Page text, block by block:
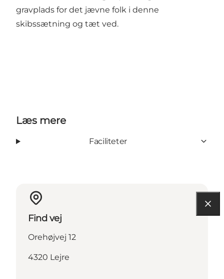
gravplads for det jævne folk i denne
skibssætning og tæt ved.
Læs mere
Faciliteter
Find vej
Orehøjvej 12
4320 Lejre